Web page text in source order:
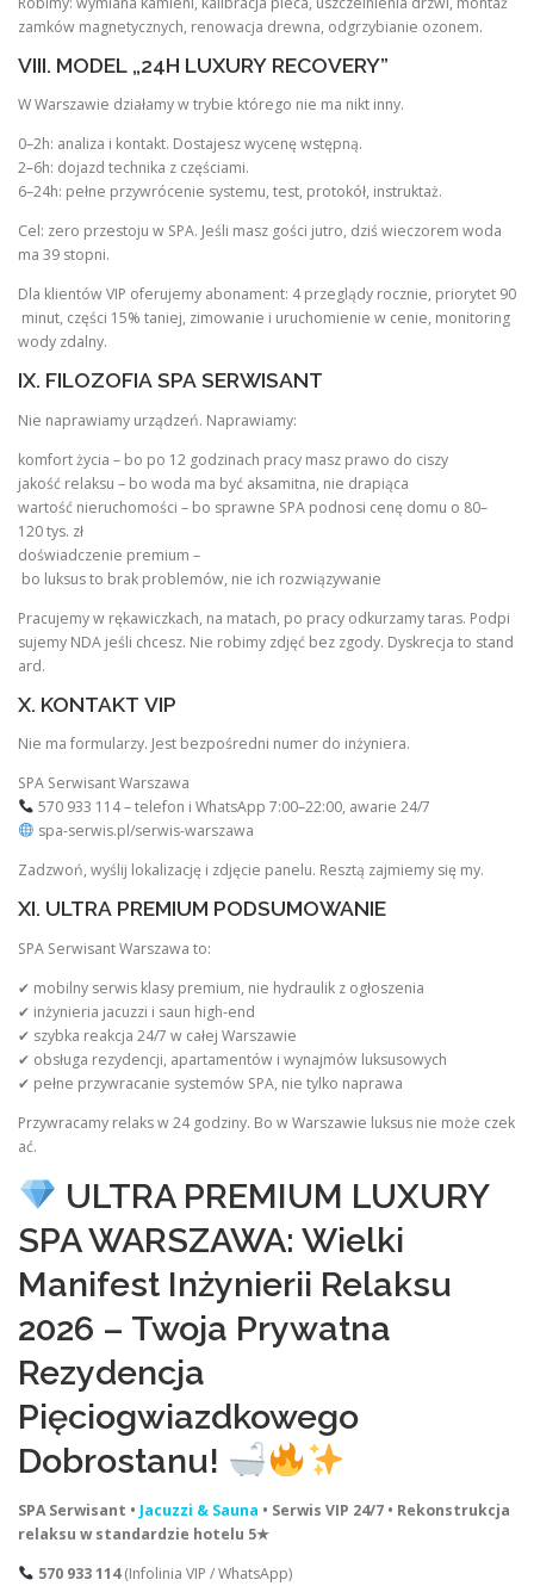
zamków magnetycznych, renowacja drewna, odgrzybianie ozonem.
VIII. MODEL „24H LUXURY RECOVERY”
W Warszawie działamy w trybie którego nie ma nikt inny.
0–2h: analiza i kontakt. Dostajesz wycenę wstępną.
2–6h: dojazd technika z częściami.
6–24h: pełne przywrócenie systemu, test, protokół, instruktaż.
Cel: zero przestoju w SPA. Jeśli masz gości jutro, dziś wieczorem woda
ma 39 stopni.
Dla klientów VIP oferujemy abonament: 4 przeglądy rocznie, priorytet 90
minut, części 15% taniej, zimowanie i uruchomienie w cenie, monitoring
wody zdalny.
IX. FILOZOFIA SPA SERWISANT
Nie naprawiamy urządzeń. Naprawiamy:
komfort życia – bo po 12 godzinach pracy masz prawo do ciszy
jakość relaksu – bo woda ma być aksamitna, nie drapiąca
wartość nieruchomości – bo sprawne SPA podnosi cenę domu o 80–
120 tys. zł
doświadczenie premium –
bo luksus to brak problemów, nie ich rozwiązywanie
Pracujemy w rękawiczkach, na matach, po pracy odkurzamy taras. Podpi
sujemy NDA jeśli chcesz. Nie robimy zdjęć bez zgody. Dyskrecja to stand
ard.
X. KONTAKT VIP
Nie ma formularzy. Jest bezpośredni numer do inżyniera.
SPA Serwisant Warszawa
570 933 114 – telefon i WhatsApp 7:00–22:00, awarie 24/7
spa-serwis.pl/serwis-warszawa
Zadzwoń, wyślij lokalizację i zdjęcie panelu. Resztą zajmiemy się my.
XI. ULTRA PREMIUM PODSUMOWANIE
SPA Serwisant Warszawa to:
✔ mobilny serwis klasy premium, nie hydraulik z ogłoszenia
✔ inżynieria jacuzzi i saun high-end
✔ szybka reakcja 24/7 w całej Warszawie
✔ obsługa rezydencji, apartamentów i wynajmów luksusowych
✔ pełne przywracanie systemów SPA, nie tylko naprawa
Przywracamy relaks w 24 godziny. Bo w Warszawie luksus nie może czek
ać.
ULTRA PREMIUM LUXURY
SPA WARSZAWA: Wielki
Manifest Inżynierii Relaksu
2026 – Twoja Prywatna
Rezydencja
Pięciogwiazdkowego
Dobrostanu!
SPA Serwisant • Jacuzzi & Sauna • Serwis VIP 24/7 • Rekonstrukcja
relaksu w standardzie hotelu 5★
570 933 114(Infolinia VIP / WhatsApp)